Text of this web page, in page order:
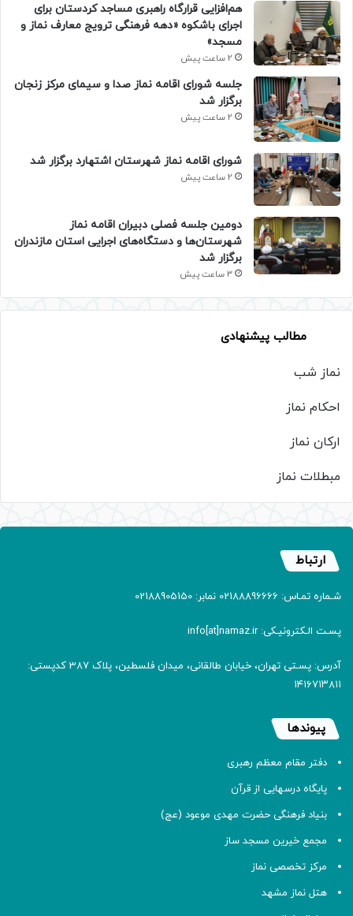
هم‌افزایی قرارگاه راهبری مساجد کردستان برای
اجرای باشکوه «دهه فرهنگی ترویج معارف نماز و
مسجد»
2 ساعت پیش
جلسه شورای اقامه نماز صدا و سیمای مرکز زنجان
برگزار شد
2 ساعت پیش
شورای اقامه نماز شهرستان اشتهارد برگزار شد
2 ساعت پیش
دومین جلسه فصلی دبیران اقامه نماز
شهرستان‌ها و دستگاه‌های اجرایی استان مازندران
برگزار شد
3 ساعت پیش
مطالب پیشنهادی
نماز شب
احکام نماز
ارکان نماز
مبطلات نماز
ارتباط
شـماره تمـاس: 02188896666 نمابر: 02188905150
پسـت الـکترونیـکی: info[at]namaz.ir
آدرس: پسـتی تهران، خیابان طالقانی، میدان فلسطین، پلاک 387 کدپستی:
۱۴۱۶۷۱۳۸۱۱
پیوندها
دفتر مقام معظم رهبری
پایگاه درسهایی از قرآن
بنیاد فرهنگی حضرت مهدی موعود (عج)
مجمع خیرین مسجد ساز
مرکز تخصصی نماز
هتل نماز مشهد